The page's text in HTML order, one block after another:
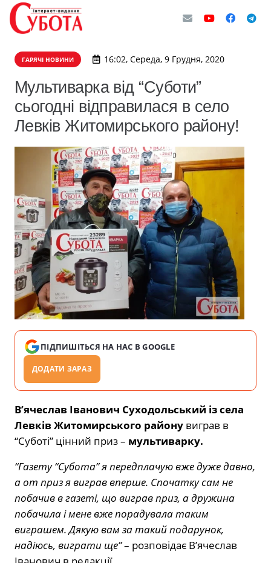
ГАРЯЧІ НОВИНИ 16:02, Середа, 9 Грудня, 2020
Мультиварка від “Суботи”
сьогодні відправилася в село
Левків Житомирського району!
ПІДПИШІТЬСЯ НА НАС В GOOGLE
ДОДАТИ ЗАРАЗ
В’ячеслав Іванович Суходольський із села
Левків Житомирського району виграв в
“Суботі” цінний приз – мультиварку.
“Газету “Субота” я передплачую вже дуже давно,
а от приз я виграв вперше. Спочатку сам не
побачив в газеті, що виграв приз, а дружина
побачила і мене вже порадувала таким
виграшем. Дякую вам за такий подарунок,
надіюсь, виграти ще”– розповідає В’ячеслав